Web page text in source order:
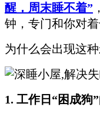
醒，周末睡不着”
钟，专门和你对着
为什么会出现这
1. 工作日“困成狗